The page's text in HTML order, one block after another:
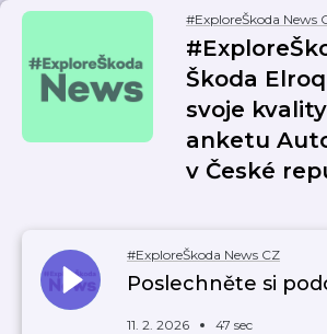
#ExploreŠkoda News
Škoda
svoje
anketu
v České
#ExploreŠkoda News CZ
Poslechněte si
11. 2. 2026 47 sec